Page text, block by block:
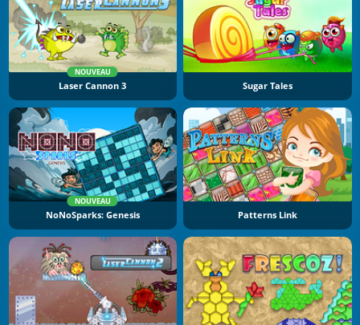
NOUVEAU
Laser Cannon 3 Sugar Tales
NOUVEAU
NoNoSparks: Genesis Patterns Link